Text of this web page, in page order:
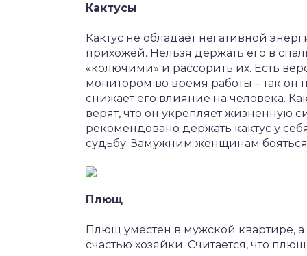
Кактусы
Кактус не обладает негативной
прихожей. Нельзя держать его в
«колючими» и рассорить их. Есть
монитором во время работы – так он
снижает его влияние на человека.
верят, что он укрепляет жизненную
рекомендовано держать кактус у
судьбу. Замужним женщинам бояться
Плющ
Плющ уместен в мужской квартире,
счастью хозяйки. Считается, что